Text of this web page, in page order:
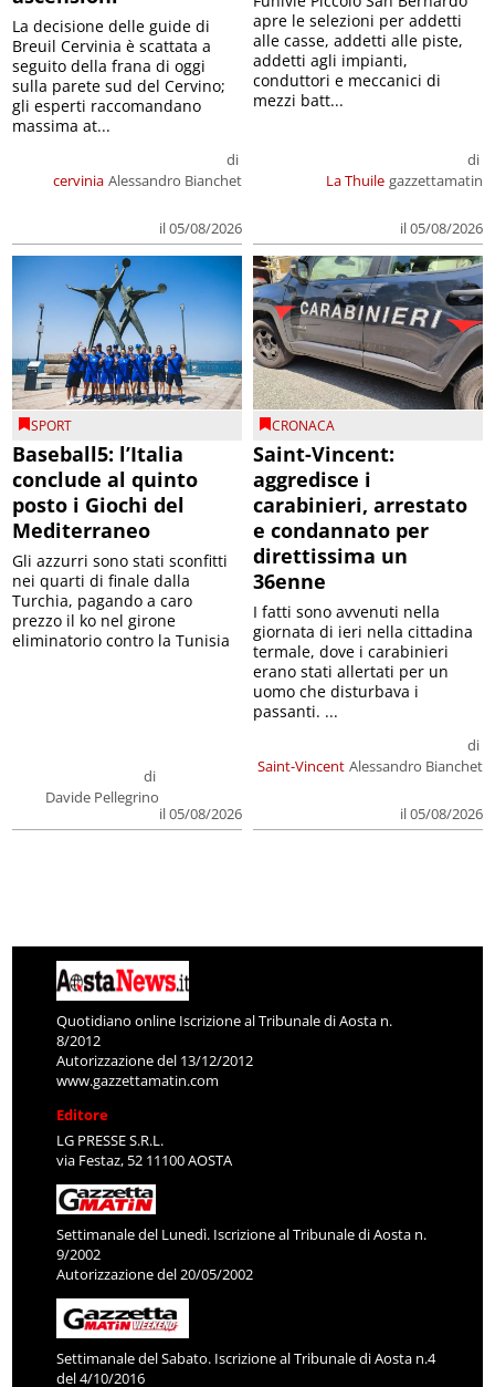
cervinia
di
Alessandro Bianchet
il 05/08/2026
La decisione delle guide di
Breuil Cervinia è scattata a
seguito della frana di oggi
sulla parete sud del Cervino;
gli esperti raccomandano
massima at...
La Thuile
di
gazzettamatin
il 05/08/2026
apre le selezioni per addetti
alle casse, addetti alle piste,
addetti agli impianti,
conduttori e meccanici di
mezzi batt...
SPORT
Baseball5: l’Italia
conclude al quinto
posto i Giochi del
Mediterraneo
di
Davide Pellegrino
il 05/08/2026
Gli azzurri sono stati sconfitti
nei quarti di finale dalla
Turchia, pagando a caro
prezzo il ko nel girone
eliminatorio contro la Tunisia
CRONACA
Saint-Vincent:
aggredisce i
carabinieri, arrestato
e condannato per
direttissima un
36enne
Saint-Vincent
di
Alessandro Bianchet
il 05/08/2026
I fatti sono avvenuti nella
giornata di ieri nella cittadina
termale, dove i carabinieri
erano stati allertati per un
uomo che disturbava i
passanti. ...
Quotidiano online Iscrizione al Tribunale di Aosta n.
8/2012
Autorizzazione del 13/12/2012
www.gazzettamatin.com
Editore
LG PRESSE S.R.L.
via Festaz, 52 11100 AOSTA
Settimanale del Lunedì. Iscrizione al Tribunale di Aosta n.
9/2002
Autorizzazione del 20/05/2002
Settimanale del Sabato. Iscrizione al Tribunale di Aosta n.4
del 4/10/2016